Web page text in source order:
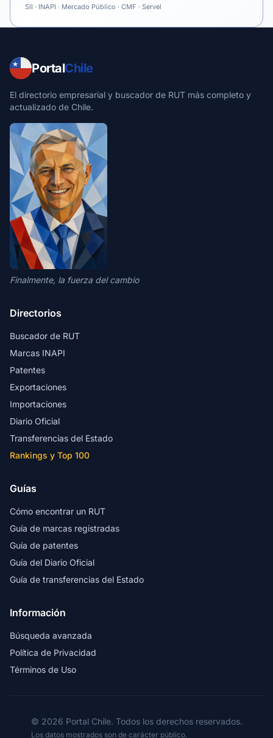
SII · INAPI · Mercado Público · CMF · Servel
PortalChile
El directorio empresarial y buscador de RUT más completo y
actualizado de Chile.
Finalmente, la fuerza del cambio
Directorios
Buscador de RUT
Marcas INAPI
Patentes
Exportaciones
Importaciones
Diario Oficial
Transferencias del Estado
Rankings y Top 100
Guías
Cómo encontrar un RUT
Guía de marcas registradas
Guía de patentes
Guía del Diario Oficial
Guía de transferencias del Estado
Información
Búsqueda avanzada
Política de Privacidad
Términos de Uso
© 2026 Portal Chile. Todos los derechos reservados.
Los datos mostrados son de carácter público.